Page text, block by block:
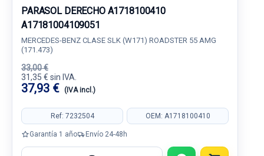
PARASOL DERECHO A1718100410
A17181004109051
MERCEDES-BENZ CLASE SLK (W171) ROADSTER 55 AMG
(171.473)
33,00 €
31,35 € sin IVA.
37,93 € (IVA incl.)
Ref: 7232504 OEM: A1718100410
Garantía 1 año Envío 24-48h